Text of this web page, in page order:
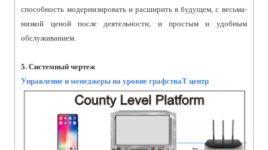
способность модернизировать и расширить в будущем, с весьма-
низкой ценой после деятельности, и простым и удобным
обслуживанием.
5. Системный чертеж
Управление и менеджеры на уровне графстваT центр